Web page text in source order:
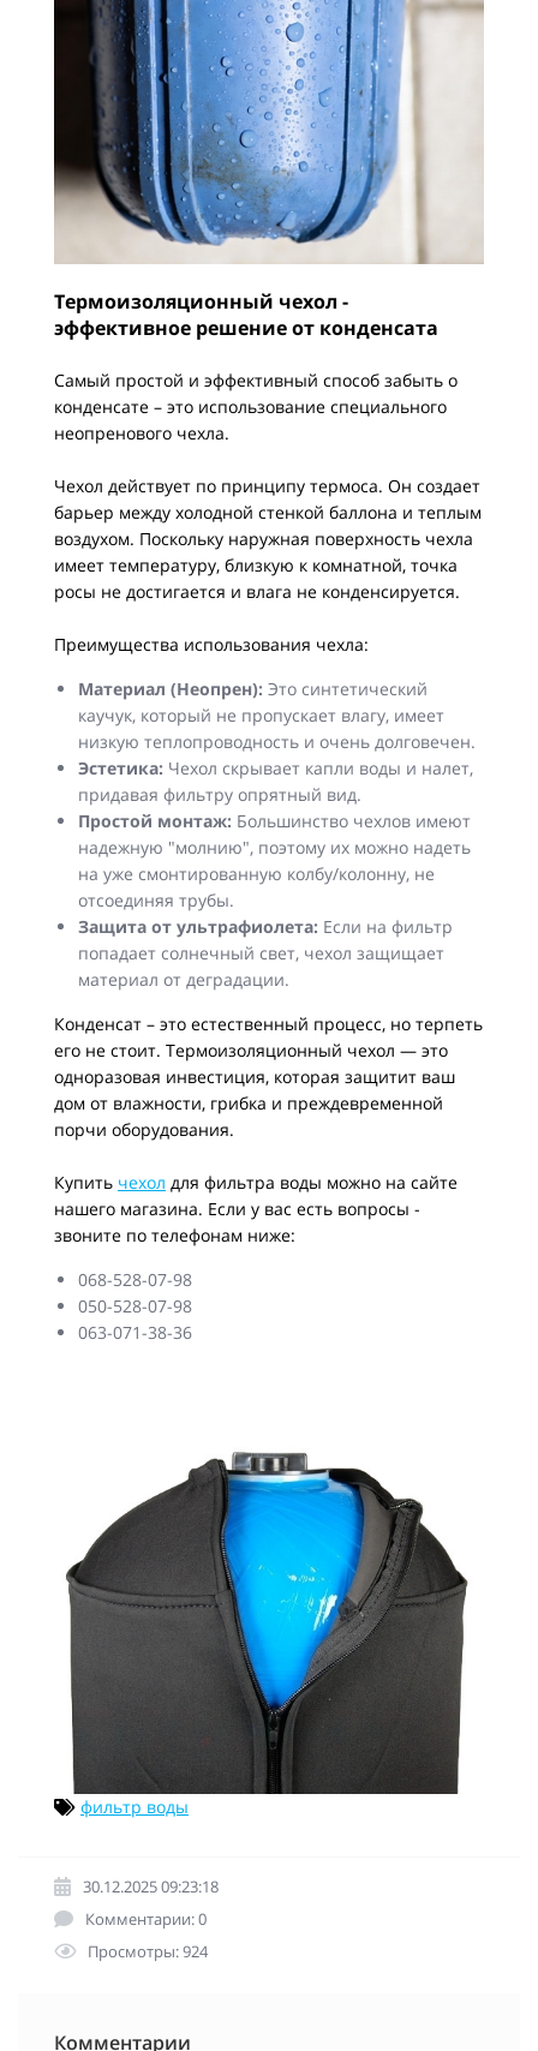
Термоизоляционный чехол -
эффективное решение от конденсата
Самый простой и эффективный способ забыть о
конденсате – это использование специального
неопренового чехла.
Чехол действует по принципу термоса. Он создает
барьер между холодной стенкой баллона и теплым
воздухом. Поскольку наружная поверхность чехла
имеет температуру, близкую к комнатной, точка
росы не достигается и влага не конденсируется.
Преимущества использования чехла:
Материал (Неопрен): Это синтетический
каучук, который не пропускает влагу, имеет
низкую теплопроводность и очень долговечен.
Эстетика: Чехол скрывает капли воды и налет,
придавая фильтру опрятный вид.
Простой монтаж: Большинство чехлов имеют
надежную "молнию", поэтому их можно надеть
на уже смонтированную колбу/колонну, не
отсоединяя трубы.
Защита от ультрафиолета: Если на фильтр
попадает солнечный свет, чехол защищает
материал от деградации.
Конденсат – это естественный процесс, но терпеть
его не стоит. Термоизоляционный чехол — это
одноразовая инвестиция, которая защитит ваш
дом от влажности, грибка и преждевременной
порчи оборудования.
Купить чехол для фильтра воды можно на сайте
нашего магазина. Если у вас есть вопросы -
звоните по телефонам ниже:
068-528-07-98
050-528-07-98
063-071-38-36
фильтр воды
30.12.2025 09:23:18
Комментарии: 0
Просмотры: 924
Комментарии